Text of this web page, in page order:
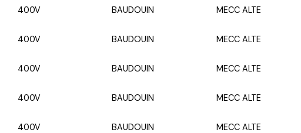
400V BAUDOUIN MECC ALTE
400V BAUDOUIN MECC ALTE
400V BAUDOUIN MECC ALTE
400V BAUDOUIN MECC ALTE
400V BAUDOUIN MECC ALTE